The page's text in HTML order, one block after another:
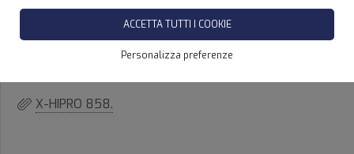
ACCETTA TUTTI I COOKIE
Personalizza preferenze
DISPONIBILITÀ IMMEDIATA
X-HIPRO 858.